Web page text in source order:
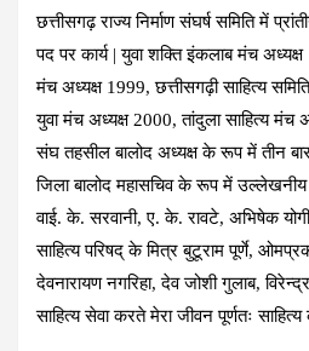
छत्तीसगढ़ राज्य निर्माण संघर्ष समिति में
पद पर कार्य | युवा शक्ति इंकलाब मंच अध्यक्ष
मंच अध्यक्ष 1999, छत्तीसगढ़ी साहित्य
युवा मंच अध्यक्ष 2000, तांदुला साहित्य मंच
संघ तहसील बालोद अध्यक्ष के रूप में तीन
जिला बालोद महासचिव के रूप में उल्लेखनीय
वाई. के. सरवानी, ए. के. रावटे, अभिषेक
साहित्य परिषद् के मित्र बुटूराम पूर्णे,
देवनारायण नगरिहा, देव जोशी गुलाब,
साहित्य सेवा करते मेरा जीवन पूर्णतः साहित्य